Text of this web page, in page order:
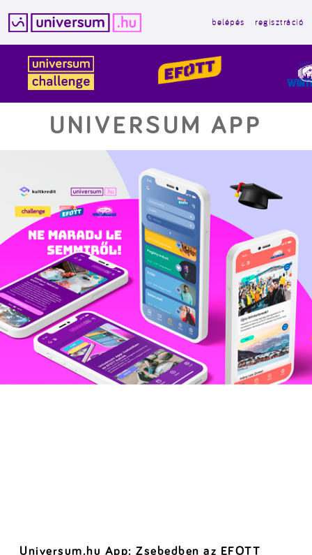
tartalomba
belépés regisztráció
UNIVERSUM APP
Universum.hu App: Zsebedben az EFOTT